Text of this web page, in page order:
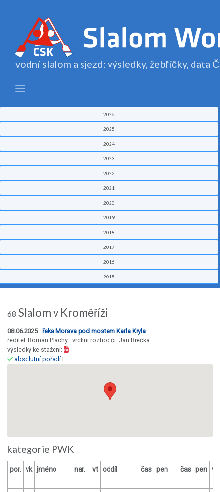
vodní slalom a sjezd: výsledky, žebříčky, data
2026
2025
2024
2023
2022
2021
2020
2019
2018
2017
2016
2015
68 Slalom v Kroměříži
08.06.2025 řeka Morava pod mostem Karla Kryla
ředitel: Roman Plachý vrchní rozhodčí: Jan Břečka
výsledky ke stažení:
absolutní pořadíL
kategorie PWK
por. vk jméno nar. vt oddíl čas pen čas pen